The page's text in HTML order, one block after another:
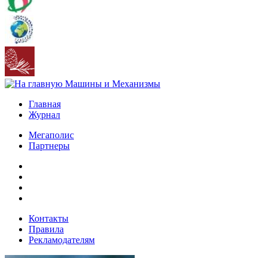
Главная
Журнал
Мегаполис
Партнеры
Контакты
Правила
Рекламодателям